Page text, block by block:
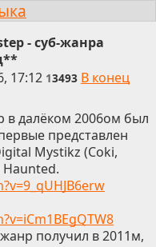
- суб-жанра
17:12 13493 В конец
в далёком 2006ом был
представлен
Mystikz (Coki,
получил в 2011м,